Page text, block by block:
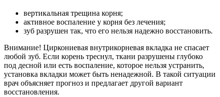
вертикальная трещина корня;
активное воспаление у корня без лечения;
зуб разрушен так, что его нельзя надежно восстановить.
Внимание! Циркониевая внутрикорневая вкладка не спасает
любой зуб. Если корень треснул, ткани разрушены глубоко
под десной или есть воспаление, которое нельзя устранить,
установка вкладки может быть ненадежной. В такой ситуации
врач объясняет прогноз и предлагает другой вариант
восстановления.